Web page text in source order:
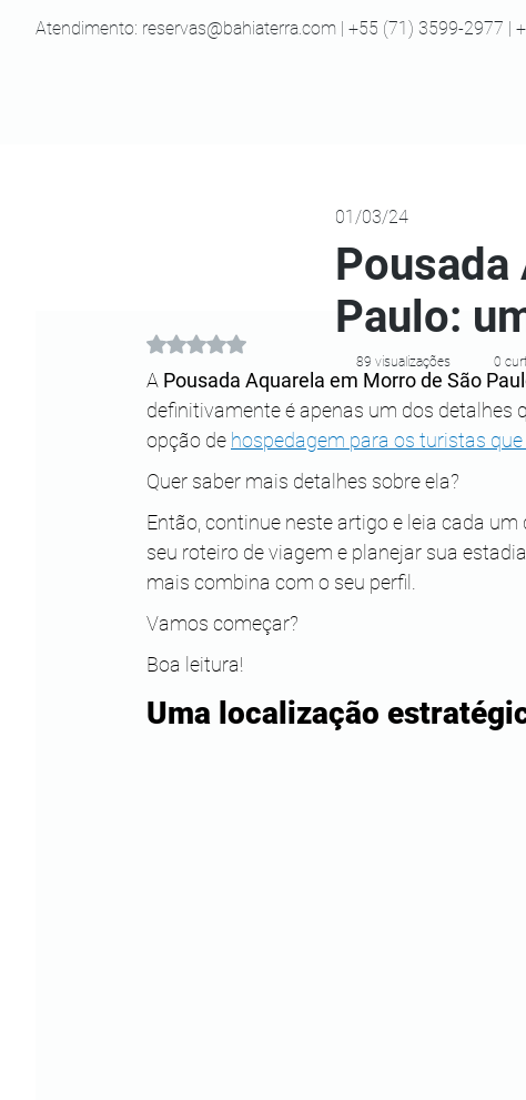
Atendimento: reservas@bahiaterra.com | +55 (71) 3599-2977 |
Avaliado com NaN de 5 estrelas.
A Pousada Aquarela em Morro de São
definitivamente é apenas um dos detalhes
opção de hospedagem para os turistas
Quer saber mais detalhes sobre ela?
Então, continue neste artigo e leia cada
seu roteiro de viagem e planejar sua
mais combina com o seu perfil.
Vamos começar?
Boa leitura!
Uma localização
89 visualizações 0
Pousada
Paulo:
01/03/24